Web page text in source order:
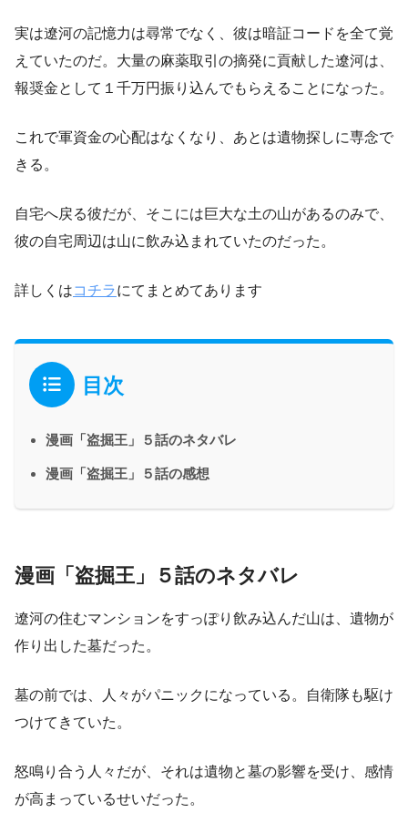
実は遼河の記憶力は尋常でなく、彼は暗証コードを全て覚
えていたのだ。大量の麻薬取引の摘発に貢献した遼河は、
報奨金として１千万円振り込んでもらえることになった。
これで軍資金の心配はなくなり、あとは遺物探しに専念で
きる。
自宅へ戻る彼だが、そこには巨大な土の山があるのみで、
彼の自宅周辺は山に飲み込まれていたのだった。
詳しくはコチラにてまとめてあります
目次
漫画「盗掘王」５話のネタバレ
漫画「盗掘王」５話の感想
漫画「盗掘王」５話のネタバレ
遼河の住むマンションをすっぽり飲み込んだ山は、遺物が
作り出した墓だった。
墓の前では、人々がパニックになっている。自衛隊も駆け
つけてきていた。
怒鳴り合う人々だが、それは遺物と墓の影響を受け、感情
が高まっているせいだった。